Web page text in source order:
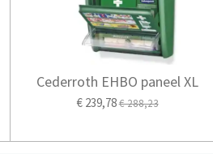
Cederroth EHBO paneel XL
€ 239,78€ 288,23